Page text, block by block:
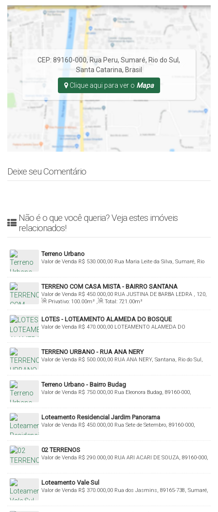
CEP: 89160-000, Rua Peru,Sumaré, Rio do Sul,
Santa Catarina, Brasil
Clique aqui para ver o Mapa
Deixe seu Comentário
Não é o que você queria? Veja estes imóveis
relacionados!
Terreno Urbano
R$ 530.000,00
Valor de Venda
Rua Maria Leite da Silva, Sumaré, Rio
TERRENO COM CASA MISTA - BAIRRO SANTANA
R$ 450.000,00
Valor de Venda
RUA JUSTINA DE BARBA LEDRA , 120,
Santana, Rio do Sul, Santa Catarina, Brasil
Privativo: 100.00m² , Total: 721 .00m²
LOTES - LOTEAMENTO ALAMEDA DO BOSQUE
R$ 470.000,00
Valor de Venda
LOTEAMENTO ALAMEDA DO
TERRENO URBANO - RUA ANA NERY
R$ 500.000,00
Valor de Venda
RUA ANA NERY, Santana, Rio do Sul,
Terreno Urbano - Bairro Budag
R$ 750.000,00
Valor de Venda
Rua Eleonora Budag, 89160-000,
Loteamento Residencial Jardim Panorama
R$ 450.000,00
Valor de Venda
Rua Sete de Setembro, 89160-000,
02 TERRENOS
R$ 290.000,00
Valor de Venda
RUA ARI ACARI DE SOUZA, 89160-000,
Loteamento Vale Sul
R$ 370.000,00
Valor de Venda
Rua dos Jasmins, 89165-738, Sumaré,